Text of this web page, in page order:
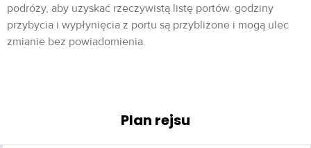
podróży, aby uzyskać rzeczywistą listę portów. godziny
przybycia i wypłynięcia z portu są przybliżone i mogą ulec
zmianie bez powiadomienia.
Plan rejsu